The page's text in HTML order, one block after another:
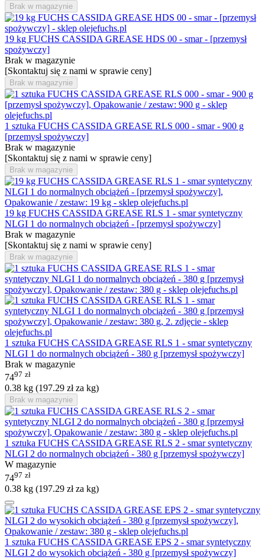
Brak w magazynie
19 kg FUCHS CASSIDA GREASE HDS 00 - smar - [przemysł
spożywczy]
Brak w magazynie
[Skontaktuj się z nami w sprawie ceny]
Brak w magazynie
1 sztuka FUCHS CASSIDA GREASE RLS 000 - smar - 900 g
[przemysł spożywczy]
Brak w magazynie
[Skontaktuj się z nami w sprawie ceny]
Brak w magazynie
19 kg FUCHS CASSIDA GREASE RLS 1 - smar syntetyczny
NLGI 1 do normalnych obciążeń - [przemysł spożywczy]
Brak w magazynie
[Skontaktuj się z nami w sprawie ceny]
Brak w magazynie
1 sztuka FUCHS CASSIDA GREASE RLS 1 - smar syntetyczny
NLGI 1 do normalnych obciążeń - 380 g [przemysł spożywczy]
Brak w magazynie
7497 zł
0.38 kg (197.29 złza kg)
Brak w magazynie
1 sztuka FUCHS CASSIDA GREASE RLS 2 - smar syntetyczny
NLGI 2 do normalnych obciążeń - 380 g [przemysł spożywczy]
W magazynie
7497 zł
0.38 kg (197.29 złza kg)
1 sztuka FUCHS CASSIDA GREASE EPS 2 - smar syntetyczny
NLGI 2 do wysokich obciążeń - 380 g [przemysł spożywczy]